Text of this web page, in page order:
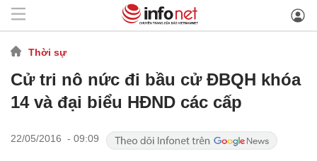
Thời sự
Cử tri nô nức đi bầu cử ĐBQH khóa
14 và đại biểu HĐND các cấp
22/05/2016 - 09:09